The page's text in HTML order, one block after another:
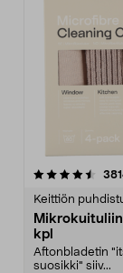
Keittiön
kpl
Aftonbladetin
suosikki" siiv...